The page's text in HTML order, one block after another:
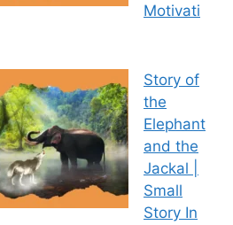
Motivati
Story of
the
Elephant
and the
Jackal |
Small
Story In